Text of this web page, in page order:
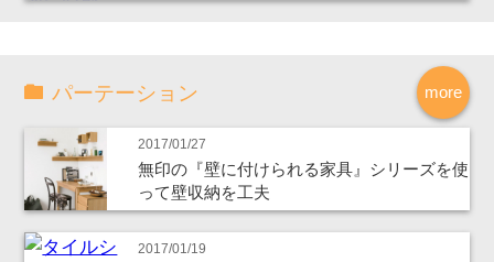
more
パーテーション
2017/01/27
無印の『壁に付けられる家具』シリーズを使
って壁収納を工夫
2017/01/19